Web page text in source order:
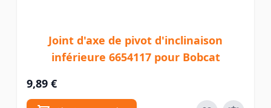
Joint d'axe de pivot d'inclinaison
inférieure 6654117 pour Bobcat
9,89 €